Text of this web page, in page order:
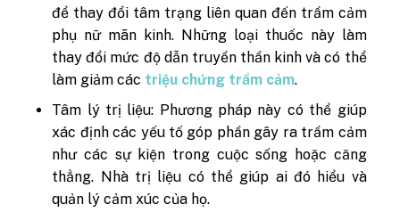
để thay đổi tâm trạng liên quan đến trầm cảm
phụ nữ mãn kinh. Những loại thuốc này làm
thay đổi mức độ dẫn truyền thần kinh và có thể
làm giảm các triệu chứng trầm cảm.
Tâm lý trị liệu: Phương pháp này có thể giúp
xác định các yếu tố góp phần gây ra trầm cảm
như các sự kiện trong cuộc sống hoặc căng
thẳng. Nhà trị liệu có thể giúp ai đó hiểu và
quản lý cảm xúc của họ.